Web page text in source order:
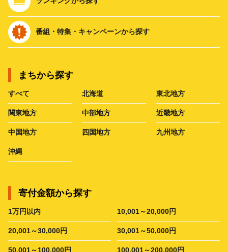
番組・特集・キャンペーンから探す
まちから探す
すべて 北海道 東北地方
関東地方 中部地方 近畿地方
中国地方 四国地方 九州地方
沖縄
寄付金額から探す
1万円以内 10,001～20,000円
20,001～30,000円 30,001～50,000円
50,001～100,000円 100,001～200,000円